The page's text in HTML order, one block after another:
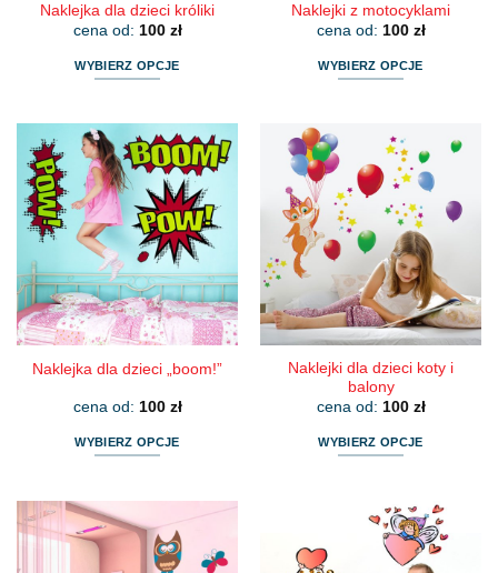
Naklejka dla dzieci króliki
cena od: 100 zł
WYBIERZ OPCJE
ma
wiele
wariantów.
Opcje
można
wybrać
na
stronie
produktu
Naklejki z motocyklami
cena od: 100 zł
WYBIERZ OPCJE
ma
wiele
wariantów.
Opcje
można
wybrać
na
stronie
produktu
Naklejka dla dzieci „boom!”
cena od: 100 zł
WYBIERZ OPCJE
wiele
wariantów.
Naklejki dla dzieci koty i
balony
cena od: 100 zł
WYBIERZ OPCJE
ma
wiele
wariantów.